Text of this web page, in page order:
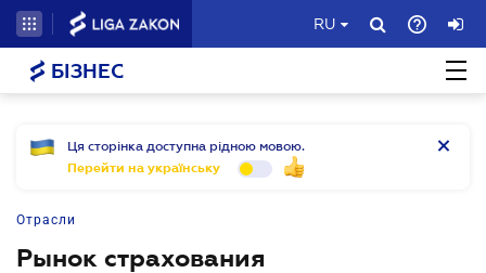
RU
БІЗНЕС
Ця сторінка доступна рідною мовою.
Перейти на українську
Отрасли
Рынок страхования